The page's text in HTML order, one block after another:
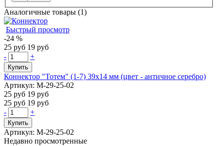
Аналогичные товары (1)
Быстрый просмотр
-24 %
25 руб 19 руб
-
+
Купить
Коннектор "Тотем" (1-7) 39х14 мм (цвет - античное серебро)
Артикул: М-29-25-02
25 руб 19 руб
25 руб 19 руб
-
+
Купить
Артикул: М-29-25-02
Недавно просмотренные